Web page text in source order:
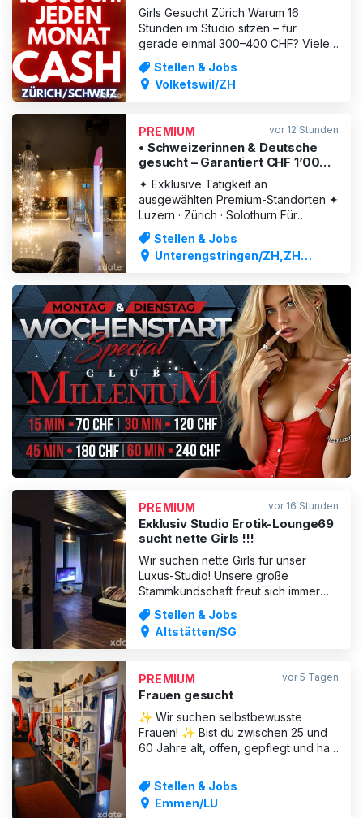
Girls Gesucht Zürich Warum 16
Stunden im Studio sitzen – für
gerade einmal 300–400 CHF? Viele
Ladies kennen das: Du wartest den
ganzen Tag auf Gäste, verbringst 14–
16 Stunden im Studio – und am Ende
unserem exklusiven V
Stellen & Jobs
Volketswil/ZH
PREMIUM vor 12 Stunden
• Schweizerinnen & Deutsche
gesucht – Garantiert CHF 1’000.–
pro Tag I Zürich
✦ Exklusive Tätigkeit an
ausgewählten Premium-Standorten ✦
Luzern · Zürich · Solothurn Für
renommierte, diskret geführte
Häuser der gehobenen Klasse
suchen wir 👉 Ausschliesslich
auf Exklusivität, Sicherheit und ein
respektvolles Umfeld legen. Unsere
Betriebe s
Stellen & Jobs
Unterengstringen/ZH,ZH
ANZEIGE
PREMIUM vor 16 Stunden
Exklusiv Studio Erotik-Lounge69
sucht nette Girls !!!
Wir suchen nette Girls für unser
Luxus-Studio! Unsere große
Stammkundschaft freut sich immer
über neue Gesichter! Sehr gute
Verdienstmöglichkeiten sind
garantiert! Das Haus bietet: 5 sehr
WLAN Reichlich eigene Parkplätze
für Dich u
Stellen & Jobs
Altstätten/SG
PREMIUM vor 5 Tagen
Frauen gesucht
✨ Wir suchen selbstbewusste
Frauen! ✨ Bist du zwischen 25 und
60 Jahre alt, offen, gepflegt und hast
präsentieren? Dann könnte das
genau das Richtige für dich sein. Bei
uns erwartet dich mehr als nur ein
Stellen & Jobs
Emmen/LU